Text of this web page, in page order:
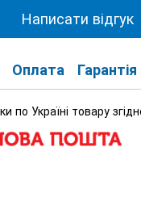
Написати відгук
Оплата Гарантія
по Україні товару